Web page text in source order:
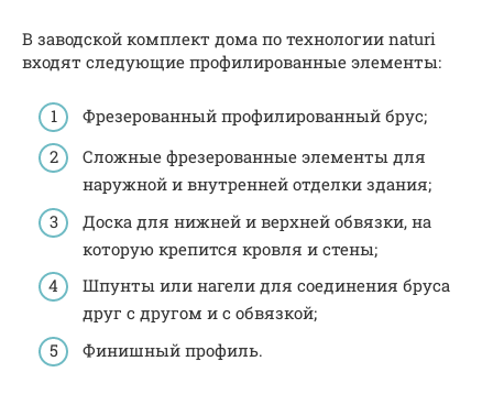
В заводской комплект дома по технологии naturi
входят следующие профилированные элементы:
Фрезерованный профилированный брус;
Сложные фрезерованные элементы для
наружной и внутренней отделки здания;
Доска для нижней и верхней обвязки, на
которую крепится кровля и стены;
Шпунты или нагели для соединения бруса
друг с другом и с обвязкой;
Финишный профиль.